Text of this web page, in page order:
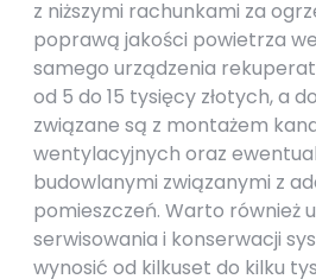
z niższymi rachunkami za
poprawą jakości powietrza
samego urządzenia
od 5 do 15 tysięcy złotych, a
związane są z montażem
wentylacyjnych oraz
budowlanymi związanymi z
pomieszczeń. Warto również
serwisowania i konserwacji
wynosić od kilkuset do kilku